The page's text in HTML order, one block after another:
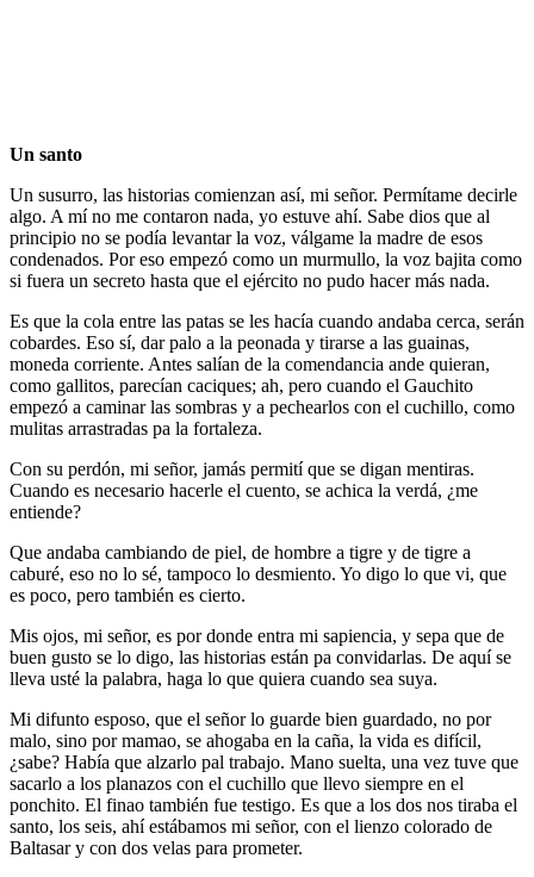
Un santo
Un susurro, las historias comienzan así, mi señor. Permítame decirle
algo. A mí no me contaron nada, yo estuve ahí. Sabe dios que al
principio no se podía levantar la voz, válgame la madre de esos
condenados. Por eso empezó como un murmullo, la voz bajita como
si fuera un secreto hasta que el ejército no pudo hacer más nada.
Es que la cola entre las patas se les hacía cuando andaba cerca, serán
cobardes. Eso sí, dar palo a la peonada y tirarse a las guainas,
moneda corriente. Antes salían de la comendancia ande quieran,
como gallitos, parecían caciques; ah, pero cuando el Gauchito
empezó a caminar las sombras y a pechearlos con el cuchillo, como
mulitas arrastradas pa la fortaleza.
Con su perdón, mi señor, jamás permití que se digan mentiras.
Cuando es necesario hacerle el cuento, se achica la verdá, ¿me
entiende?
Que andaba cambiando de piel, de hombre a tigre y de tigre a
caburé, eso no lo sé, tampoco lo desmiento. Yo digo lo que vi, que
es poco, pero también es cierto.
Mis ojos, mi señor, es por donde entra mi sapiencia, y sepa que de
buen gusto se lo digo, las historias están pa convidarlas. De aquí se
lleva usté la palabra, haga lo que quiera cuando sea suya.
Mi difunto esposo, que el señor lo guarde bien guardado, no por
malo, sino por mamao, se ahogaba en la caña, la vida es difícil,
¿sabe? Había que alzarlo pal trabajo. Mano suelta, una vez tuve que
sacarlo a los planazos con el cuchillo que llevo siempre en el
ponchito. El finao también fue testigo. Es que a los dos nos tiraba el
santo, los seis, ahí estábamos mi señor, con el lienzo colorado de
Baltasar y con dos velas para prometer.